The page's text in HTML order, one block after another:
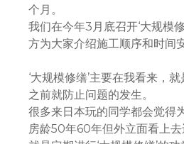
个月。
我们在今年3月底召开‘大规模
方为大家介绍施工顺序和时间
‘大规模修缮’主要在我看来，
之前就防止问题的发生。
很多来日本玩的同学都会觉得
房龄50年60年但外立面看上